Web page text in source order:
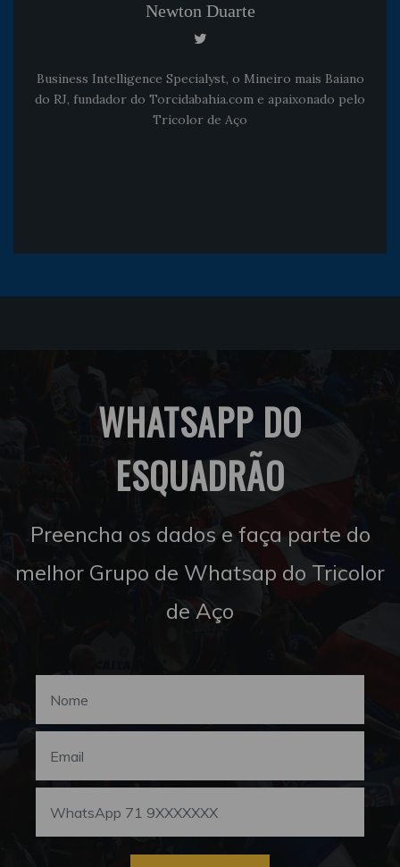
Newton Duarte
Business Intelligence Specialyst, o Mineiro mais Baiano
do RJ, fundador do Torcidabahia.com e apaixonado pelo
Tricolor de Aço
WHATSAPP DO
ESQUADRÃO
Preencha os dados e faça parte do
melhor Grupo de Whatsap do Tricolor
de Aço